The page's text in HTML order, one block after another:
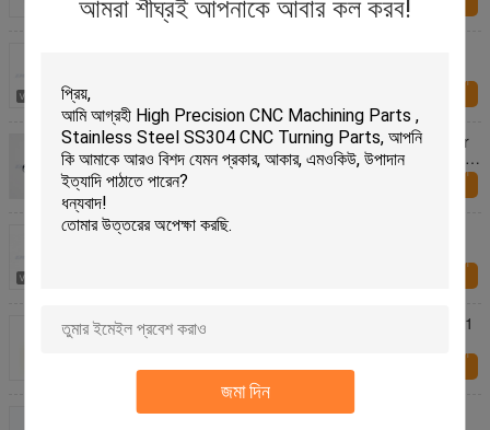
আমরা শীঘ্রই আপনাকে আবার কল করব!
জমা দিন
করুন
আমাদের সাথে যোগাযোগ
ISO Specialty Hardware Fasteners M3 Brass Mirror
Screws / Precision Brass Slotted Round Head Wood
Screws
আমাদের সাথে যোগাযোগ
Durable Specialty Hardware Fasteners , Stainless
আমাদের সাথে যোগাযোগ
Yellow CNC Turned Parts Anodized Aluminium 6061
T6 For Car Body
আমাদের সাথে যোগাযোগ
120mm Neutral Precise CNC Turning Parts , Lathe